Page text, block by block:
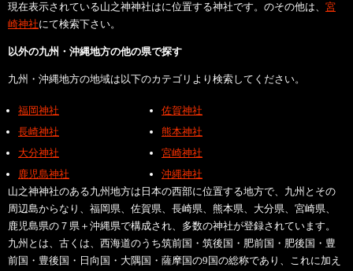
現在表示されている山之神神社はに位置する神社です。のその他は、 宮
崎神社にて検索下さい。
以外の九州・沖縄地方の他の県で探す
九州・沖縄地方の地域は以下のカテゴリより検索してください。
福岡神社
佐賀神社
長崎神社
熊本神社
大分神社
宮崎神社
鹿児島神社
沖縄神社
山之神神社のある九州地方は日本の西部に位置する地方で、九州とその
周辺島からなり、福岡県、佐賀県、長崎県、熊本県、大分県、宮崎県、
鹿児島県の７県＋沖縄県で構成され、多数の神社が登録されています。
九州とは、古くは、西海道のうち筑前国・筑後国・肥前国・肥後国・豊
前国・豊後国・日向国・大隅国・薩摩国の9国の総称であり、これに加え